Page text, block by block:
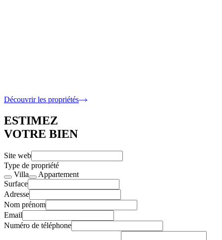
5 Chambres · 317 m2 intérieur
Découvrir les propriétés
ESTIMEZ
VOTRE BIEN
Site web
Type de propriété
Villa
Appartement
Surface
Adresse
Nom prénom
Email
Numéro de téléphone